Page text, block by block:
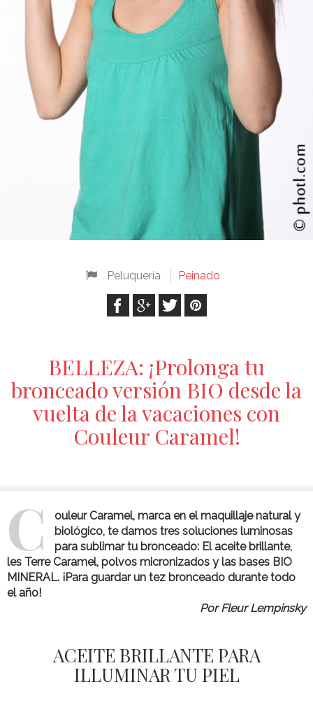
Peluquería Peinado
BELLEZA: ¡Prolonga tu
bronceado versión BIO desde la
vuelta de la vacaciones con
Couleur Caramel!
C
ouleur Caramel, marca en el maquillaje natural y
biológico, te damos tres soluciones luminosas
para sublimar tu bronceado: El aceite brillante,
les Terre Caramel, polvos micronizados y las bases BIO
MINERAL. ¡Para guardar un tez bronceado durante todo
el año!
Por Fleur Lempinsky
ACEITE BRILLANTE PARA
ILLUMINAR TU PIEL